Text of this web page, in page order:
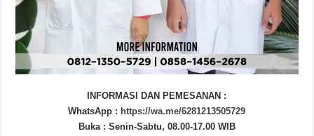
INFORMASI DAN PEMESANAN :
WhatsApp : https://wa.me/6281213505729
Buka : Senin-Sabtu, 08.00-17.00 WIB